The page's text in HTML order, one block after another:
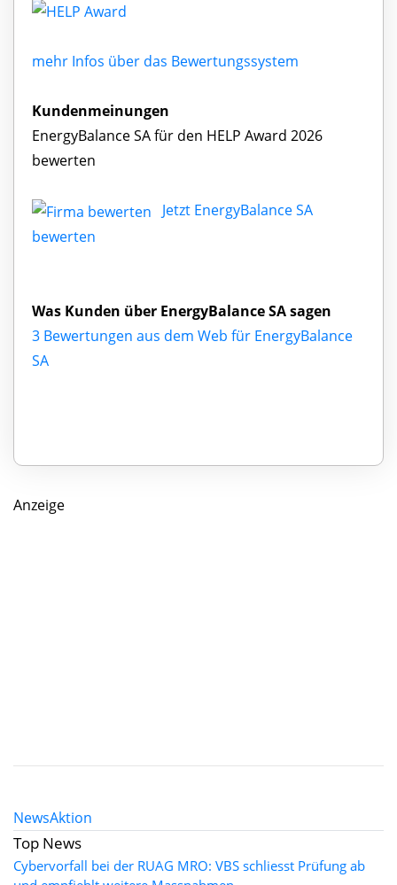
mehr Infos über das Bewertungssystem
Kundenmeinungen
EnergyBalance SA für den HELP Award 2026
bewerten
Jetzt EnergyBalance SA
bewerten
Was Kunden über EnergyBalance SA sagen
3 Bewertungen aus dem Web für EnergyBalance
SA
Anzeige
NewsAktion
Top News
Cybervorfall bei der RUAG MRO: VBS schliesst Prüfung ab